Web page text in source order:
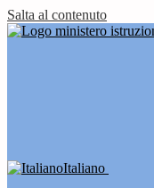
Salta al contenuto
Italiano